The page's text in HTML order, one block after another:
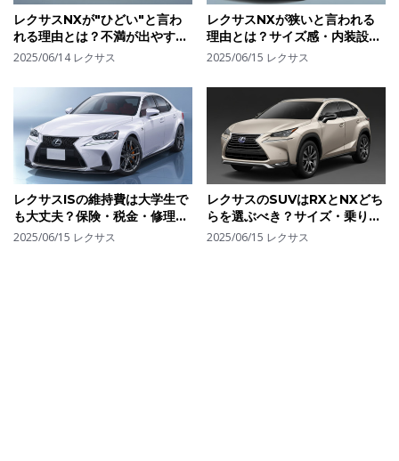
レクサスNXが"ひどい"と言わ
れる理由とは？不満が出やすい
ポイントとそれでも選ばれる理
2025/06/14 レクサス
レクサスNXが狭いと言われる
理由とは？サイズ感・内装設計
の違いと改善ポイント
2025/06/15 レクサス
レクサスISの維持費は大学生で
も大丈夫？保険・税金・修理代
から"リアルな支出"を算出して
2025/06/15 レクサス
レクサスのSUVはRXとNXどち
らを選ぶべき？サイズ・乗り心
地・価格で見る選び方の決定版
2025/06/15 レクサス